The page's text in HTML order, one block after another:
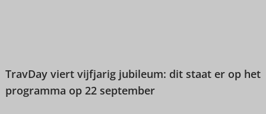
TravDay viert vijfjarig jubileum: dit staat er op het
programma op 22 september